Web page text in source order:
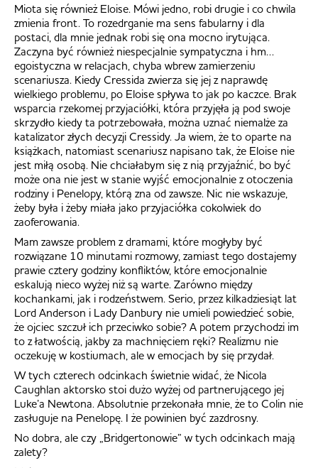
Miota się również Eloise. Mówi jedno, robi drugie i co chwila
zmienia front. To rozedrganie ma sens fabularny i dla
postaci, dla mnie jednak robi się ona mocno irytująca.
Zaczyna być również niespecjalnie sympatyczna i hm…
egoistyczna w relacjach, chyba wbrew zamierzeniu
scenariusza. Kiedy Cressida zwierza się jej z naprawdę
wielkiego problemu, po Eloise spływa to jak po kaczce. Brak
wsparcia rzekomej przyjaciółki, która przyjęła ją pod swoje
skrzydło kiedy ta potrzebowała, można uznać niemalże za
katalizator złych decyzji Cressidy. Ja wiem, że to oparte na
książkach, natomiast scenariusz napisano tak, że Eloise nie
jest miłą osobą. Nie chciałabym się z nią przyjaźnić, bo być
może ona nie jest w stanie wyjść emocjonalnie z otoczenia
rodziny i Penelopy, którą zna od zawsze. Nic nie wskazuje,
żeby była i żeby miała jako przyjaciółka cokolwiek do
zaoferowania.
Mam zawsze problem z dramami, które mogłyby być
rozwiązane 10 minutami rozmowy, zamiast tego dostajemy
prawie cztery godziny konfliktów, które emocjonalnie
eskalują nieco wyżej niż są warte. Zarówno między
kochankami, jak i rodzeństwem. Serio, przez kilkadziesiąt lat
Lord Anderson i Lady Danbury nie umieli powiedzieć sobie,
że ojciec szczuł ich przeciwko sobie? A potem przychodzi im
to z łatwością, jakby za machnięciem ręki? Realizmu nie
oczekuję w kostiumach, ale w emocjach by się przydał.
W tych czterech odcinkach świetnie widać, że Nicola
Caughlan aktorsko stoi dużo wyżej od partnerującego jej
Luke’a Newtona. Absolutnie przekonała mnie, że to Colin nie
zasługuje na Penelopę. I że powinien być zazdrosny.
No dobra, ale czy „Bridgertonowie” w tych odcinkach mają
zalety?